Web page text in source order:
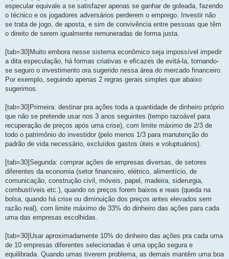
especular equivale a se satisfazer apenas se ganhar de goleada, fazendo
o técnico e os jogadores adversários perderem o emprego. Investir não
se trata de jogo, de aposta, e sim de convivência entre pessoas que têm
o direito de serem igualmente remuneradas de forma justa.
[tab=30]Muito embora nesse sistema econômico seja impossível impedir
a dita especulação, há formas criativas e eficazes de evitá-la, tornando-
se seguro o investimento ora sugerido nessa área do mercado financeiro.
Por exemplo, seguindo apenas 2 regras gerais simples que abaixo
sugerimos.
[tab=30]Primeira: destinar pra ações toda a quantidade de dinheiro próprio
que não se pretende usar nos 3 anos seguintes (tempo razoável para
recuperação de preços após uma crise), com limite máximo de 2/3 de
todo o patrimônio do investidor (pelo menos 1/3 para manutenção do
padrão de vida necessário, excluídos gastos úteis e voluptuários).
[tab=30]Segunda: comprar ações de empresas diversas, de setores
diferentes da economia (setor financeiro, elétrico, alimentício, de
comunicação, construção civil, móveis, papel, madeira, siderurgia,
combustíveis etc.), quando os preços forem baixos e reais (queda na
bolsa, quando há crise ou diminuição dos preços antes elevados sem
razão real), com limite máximo de 33% do dinheiro das ações para cada
uma das empresas escolhidas.
[tab=30]Usar aproximadamente 10% do dinheiro das ações pra cada uma
de 10 empresas diferentes selecionadas é uma opção segura e
equilibrada. Quando umas tiverem problema, as demais mantêm uma boa